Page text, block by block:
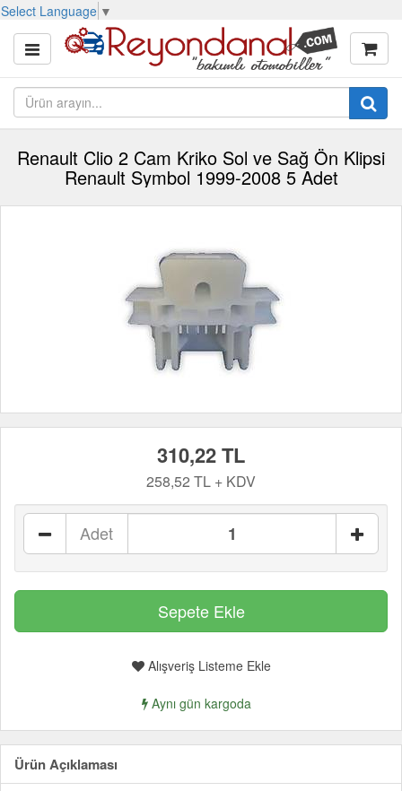
Select Language ▼
Renault Clio 2 Cam Kriko Sol ve Sağ Ön Klipsi
Renault Symbol 1999-2008 5 Adet
310,22 TL
258,52 TL + KDV
Adet
Alışveriş Listeme Ekle
Aynı gün kargoda
Ürün Açıklaması